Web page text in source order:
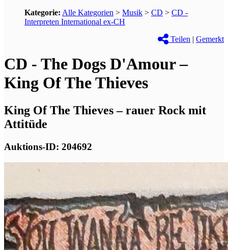
Kategorie: Alle Kategorien > Musik > CD > CD -
Interpreten International ex-CH
Teilen | Gemerkt
CD - The Dogs D'Amour –
King Of The Thieves
King Of The Thieves – rauer Rock mit
Attitüde
Auktions-ID: 204692